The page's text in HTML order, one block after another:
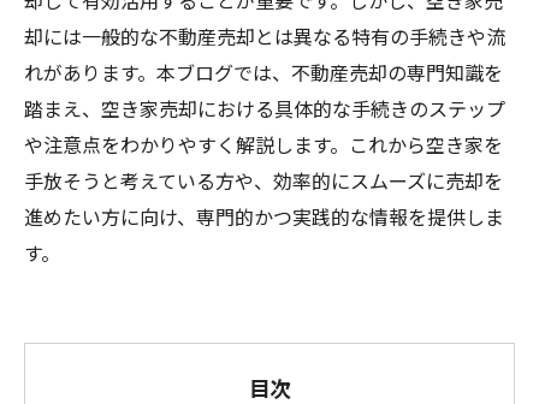
却には一般的な不動産売却とは異なる特有の手続きや流
れがあります。本ブログでは、不動産売却の専門知識を
踏まえ、空き家売却における具体的な手続きのステップ
や注意点をわかりやすく解説します。これから空き家を
手放そうと考えている方や、効率的にスムーズに売却を
進めたい方に向け、専門的かつ実践的な情報を提供しま
す。
目次